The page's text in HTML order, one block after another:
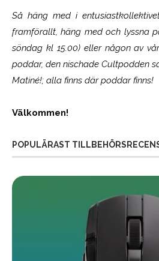
Så häng med i
framförallt, häng med och lyssna
söndag kl 15.00) eller någon av
poddar, den nischade Cultpodden
Matiné!; alla finns där poddar finns!
Välkommen!
POPULÄRAST